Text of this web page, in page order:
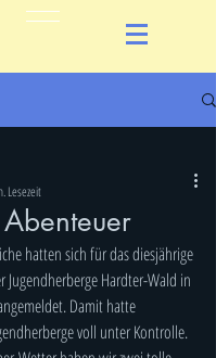
Lesezeit
hatten sich für das diesjährige
Jugendherberge Hardter-Wald in
Damit hatte
voll unter Kontrolle.